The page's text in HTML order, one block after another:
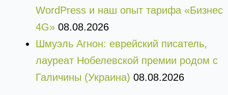
WordPress и наш опыт тарифа «Бизнес
4G» 08.08.2026
Шмуэль Агнон: еврейский писатель,
лауреат Нобелевской премии родом с
Галичины (Украина) 08.08.2026